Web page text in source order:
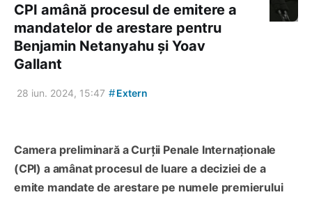
CPI amână procesul de emitere a
mandatelor de arestare pentru
Benjamin Netanyahu și Yoav
Gallant
28 iun. 2024, 15:47 #Extern
Camera preliminară a Curții Penale Internaționale
(CPI) a amânat procesul de luare a deciziei de a
emite mandate de arestare pe numele premierului